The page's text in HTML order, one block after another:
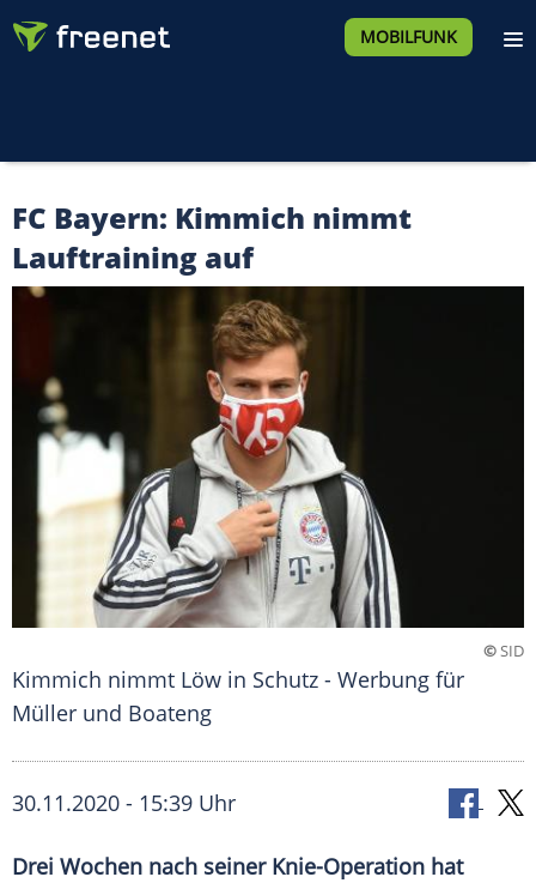
MOBILFUNK
FC Bayern: Kimmich nimmt
Lauftraining auf
©SID
Kimmich nimmt Löw in Schutz - Werbung für
Müller und Boateng
30.11.2020 - 15:39 Uhr
Drei Wochen nach seiner Knie-Operation hat